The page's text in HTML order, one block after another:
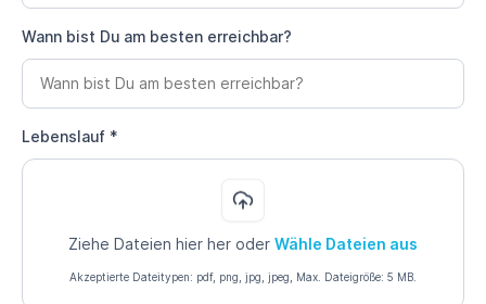
Wann bist Du am besten erreichbar?
Lebenslauf *
Ziehe Dateien hier her oder Wähle Dateien aus
Akzeptierte Dateitypen: pdf, png, jpg, jpeg, Max. Dateigröße: 5 MB.